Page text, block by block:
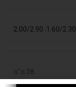
1.60/2.30
,
2.00/2.90
38 מ"מ